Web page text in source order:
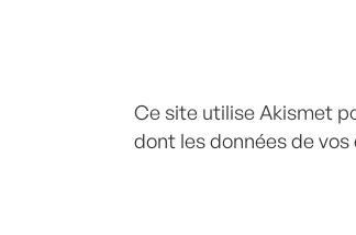
Ce site utilise Akismet
dont les données de